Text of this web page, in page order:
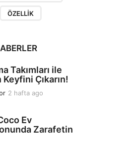
ÖZELLIK
Takımları ile
Keyfini Çıkarın!
2 hafta ago
g
Ev
Zarafetin